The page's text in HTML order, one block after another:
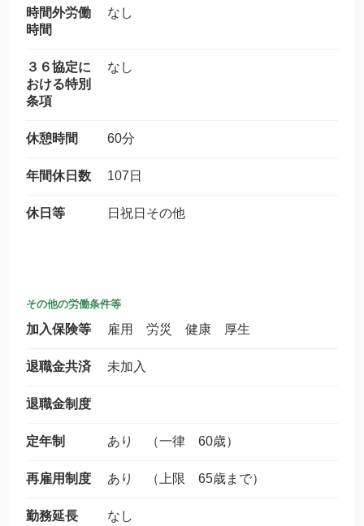
時間外労働
時間
なし
３６協定に
おける特別
条項
なし
休憩時間 60分
年間休日数 107日
休日等 日祝日その他
その他の労働条件等
加入保険等 雇用 労災 健康 厚生
退職金共済 未加入
退職金制度
定年制 あり （一律 60歳）
再雇用制度 あり （上限 65歳まで）
勤務延長 なし